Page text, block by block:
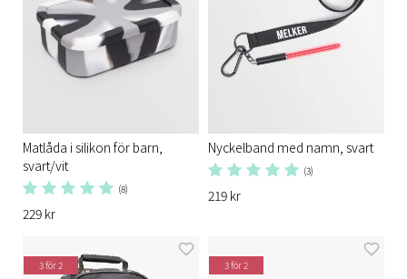
Matlåda i silikon för barn,
svart/vit
(8)
229 kr
Nyckelband med namn, svart
(3)
219 kr
3 för 2
3 för 2